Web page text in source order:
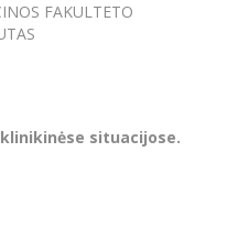
FAKULTETO
situacijose.